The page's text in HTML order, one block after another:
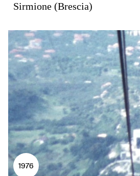
Sirmione (Brescia)
1976